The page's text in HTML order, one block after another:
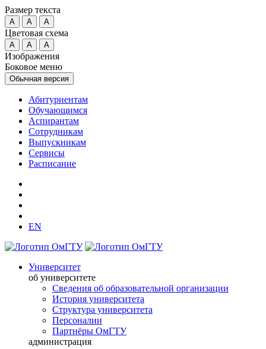
Размер текста
A A A
Цветовая схема
A A A
Изображения
Боковое меню
Обычная версия
Абитуриентам
Обучающимся
Аспирантам
Сотрудникам
Выпускникам
Сервисы
Расписание
EN
Университет
об университете
Сведения об образовательной организации
История университета
Структура университета
Персоналии
Партнёры ОмГТУ
администрация